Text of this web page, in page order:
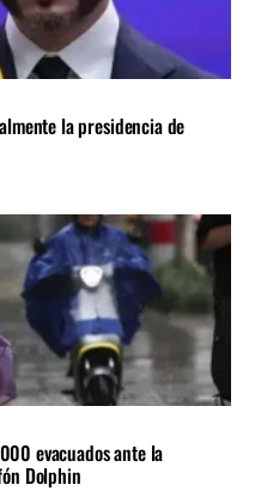
la presidencia de
evacuados ante la
Dolphin